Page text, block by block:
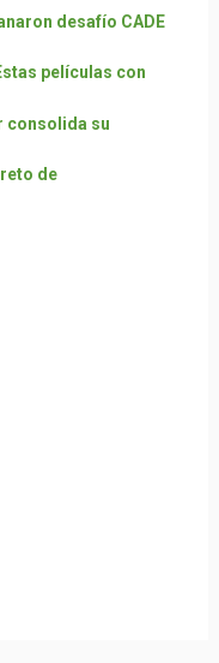
desafío CADE
películas con
consolida su
de